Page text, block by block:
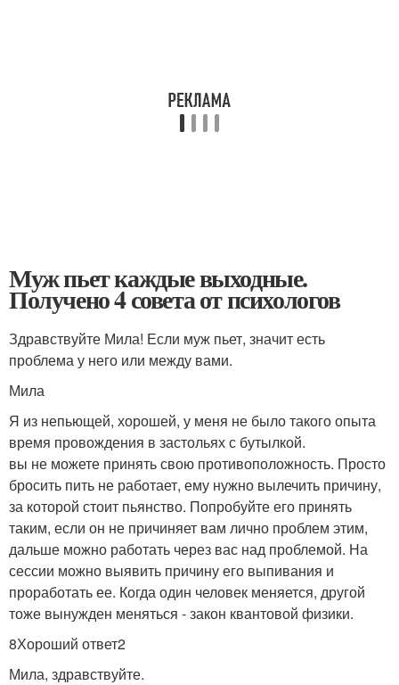
Муж пьет каждые выходные.
Получено 4 совета от психологов
Здравствуйте Мила! Если муж пьет, значит есть
проблема у него или между вами.
Мила
Я из непьющей, хорошей, у меня не было такого опыта
время провождения в застольях с бутылкой.
вы не можете принять свою противоположность. Просто
бросить пить не работает, ему нужно вылечить причину,
за которой стоит пьянство. Попробуйте его принять
таким, если он не причиняет вам лично проблем этим,
дальше можно работать через вас над проблемой. На
сессии можно выявить причину его выпивания и
проработать ее. Когда один человек меняется, другой
тоже вынужден меняться - закон квантовой физики.
8Хороший ответ2
Мила, здравствуйте.